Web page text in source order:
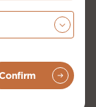
vi inte har
lite om